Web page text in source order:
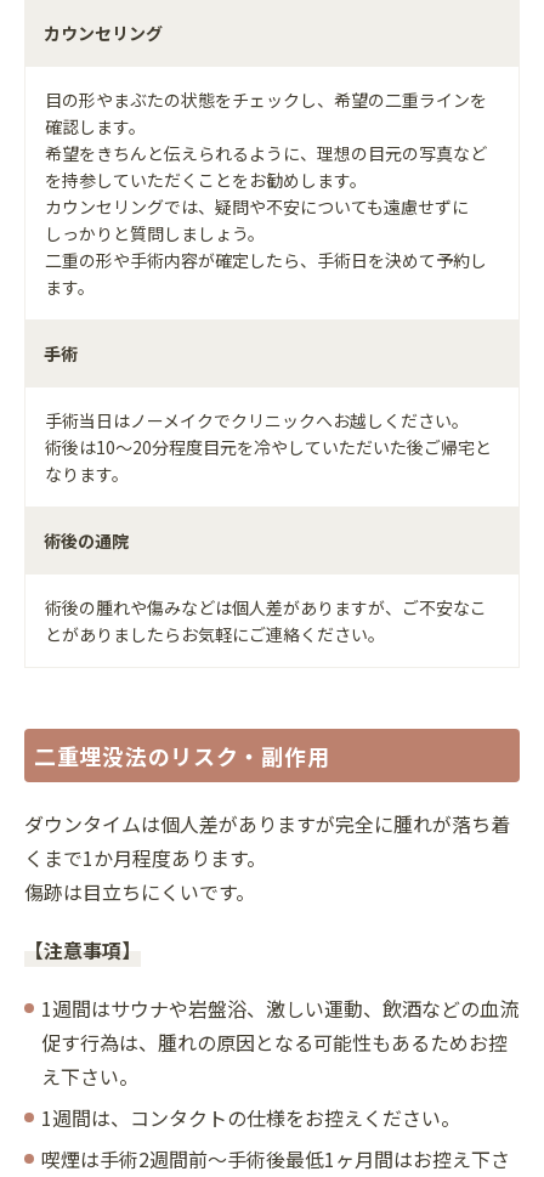
カウンセリング
目の形やまぶたの状態をチェックし、希望の二重ラインを
確認します。
希望をきちんと伝えられるように、理想の目元の写真など
を持参していただくことをお勧めします。
カウンセリングでは、疑問や不安についても遠慮せずに
しっかりと質問しましょう。
二重の形や手術内容が確定したら、手術日を決めて予約し
ます。
手術
手術当日はノーメイクでクリニックへお越しください。
術後は10～20分程度目元を冷やしていただいた後ご帰宅と
なります。
術後の通院
術後の腫れや傷みなどは個人差がありますが、ご不安なこ
とがありましたらお気軽にご連絡ください。
二重埋没法のリスク・副作用
ダウンタイムは個人差がありますが完全に腫れが落ち着
くまで1か月程度あります。
傷跡は目立ちにくいです。
【注意事項】
1週間はサウナや岩盤浴、激しい運動、飲酒などの血流
促す行為は、腫れの原因となる可能性もあるためお控
え下さい。
1週間は、コンタクトの仕様をお控えください。
喫煙は手術2週間前～手術後最低1ヶ月間はお控え下さ